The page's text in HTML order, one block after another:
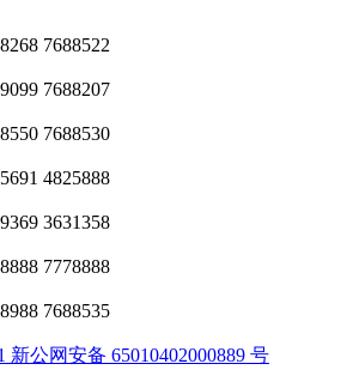
7688522
7688207
7688530
4825888
3631358
7778888
7688535
新公网安备 65010402000889 号